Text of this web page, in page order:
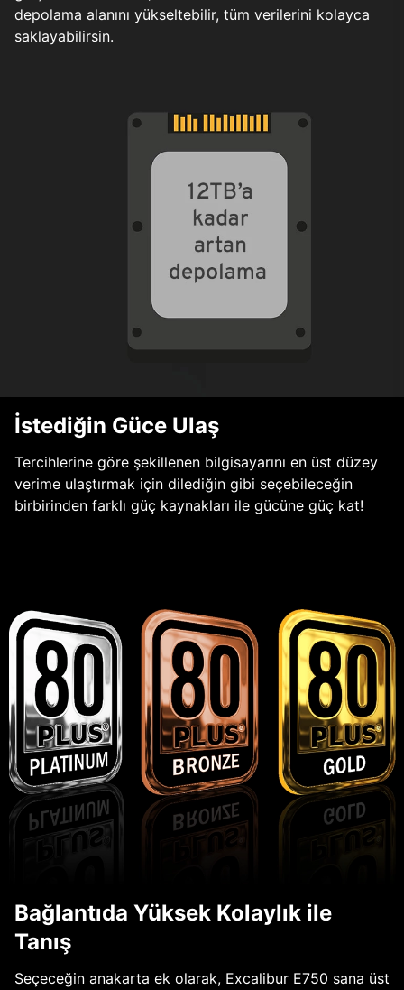
depolama alanını yükseltebilir, tüm verilerini kolayca
saklayabilirsin.
İstediğin Güce Ulaş
Tercihlerine göre şekillenen bilgisayarını en üst düzey
verime ulaştırmak için dilediğin gibi seçebileceğin
birbirinden farklı güç kaynakları ile gücüne güç kat!
Bağlantıda Yüksek Kolaylık ile
Tanış
Seçeceğin anakarta ek olarak, Excalibur E750 sana üst